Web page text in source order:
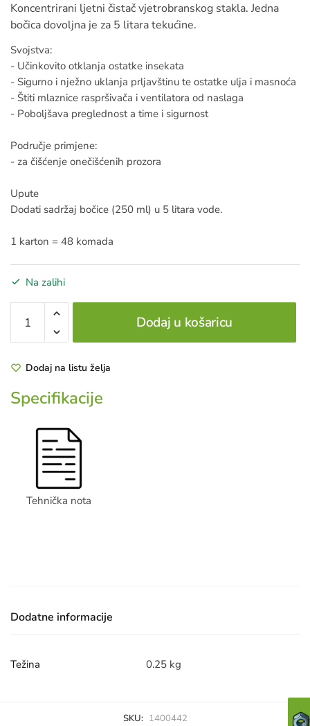
Koncentrirani ljetni čistač vjetrobranskog stakla. Jedna
bočica dovoljna je za 5 litara tekućine.
Svojstva:
- Učinkovito otklanja ostatke insekata
- Sigurno i nježno uklanja prljavštinu te ostatke ulja i masnoća
- Štiti mlaznice raspršivača i ventilatora od naslaga
- Poboljšava preglednost a time i sigurnost
Područje primjene:
- za čišćenje onečišćenih prozora
Upute
Dodati sadržaj bočice (250 ml) u 5 litara vode.
1 karton = 48 komada
Na zalihi
SUMMER
SCREEN
WASH
250
ML
količina
Dodaj u košaricu
Dodaj na listu želja
Specifikacije
Tehnička nota
Dodatne informacije
Težina 0.25 kg
SKU: 1400442